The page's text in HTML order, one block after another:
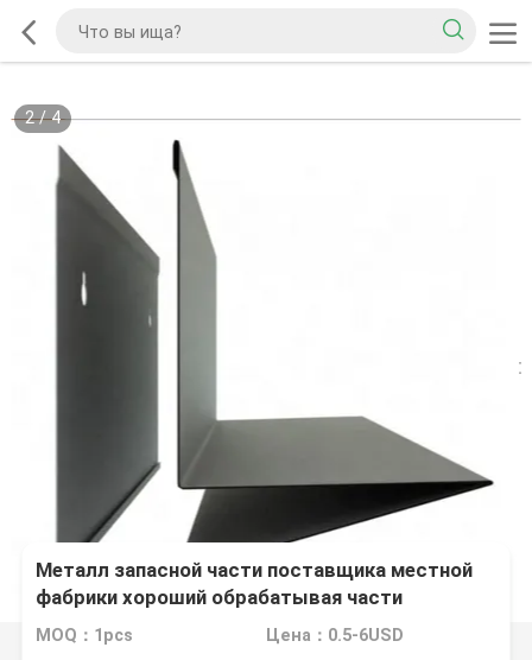
2/4
Металл запасной части поставщика местной
фабрики хороший обрабатывая части
изготовления металла части металлического
MOQ：1pcs Цена：0.5-6USD